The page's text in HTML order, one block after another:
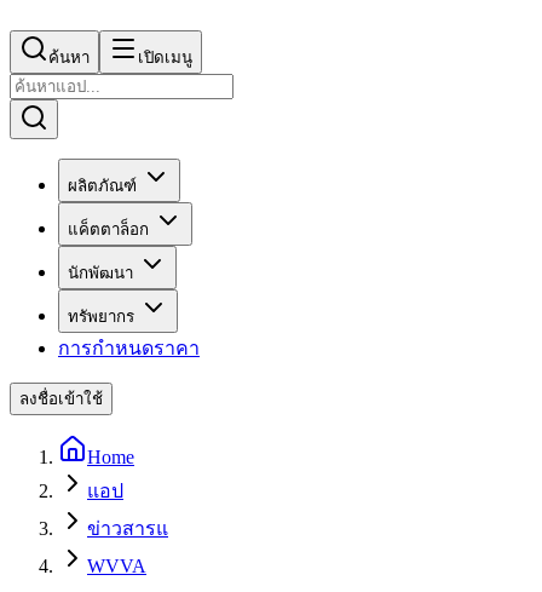
ค้นหา เปิดเมนู
ผลิตภัณฑ์
แค็ตตาล็อก
นักพัฒนา
ทรัพยากร
การกำหนดราคา
ลงชื่อเข้าใช้
Home
แอป
ข่าวสารแ
WVVA